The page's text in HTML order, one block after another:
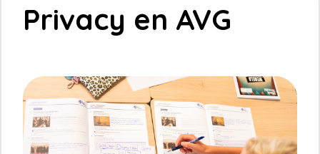
Privacy en AVG